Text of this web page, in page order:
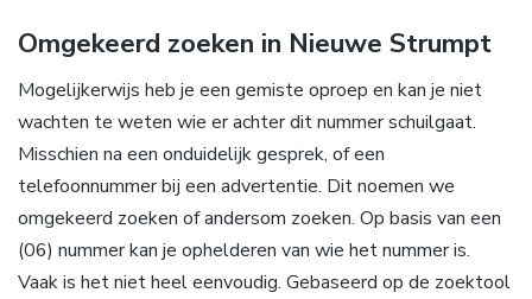
Omgekeerd zoeken in Nieuwe Strumpt
Mogelijkerwijs heb je een gemiste oproep en kan je niet
wachten te weten wie er achter dit nummer schuilgaat.
Misschien na een onduidelijk gesprek, of een
telefoonnummer bij een advertentie. Dit noemen we
omgekeerd zoeken of andersom zoeken. Op basis van een
(06) nummer kan je ophelderen van wie het nummer is.
Vaak is het niet heel eenvoudig. Gebaseerd op de zoektool